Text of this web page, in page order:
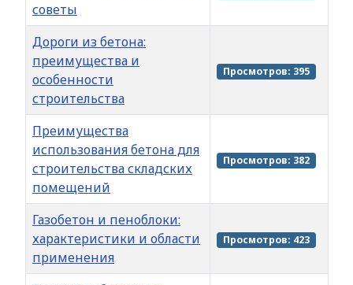
советы
Дороги из бетона:
преимущества и
особенности
строительства
Просмотров: 395
Преимущества
использования бетона для
строительства складских
помещений
Просмотров: 382
Газобетон и пеноблоки:
характеристики и области
применения
Просмотров: 423